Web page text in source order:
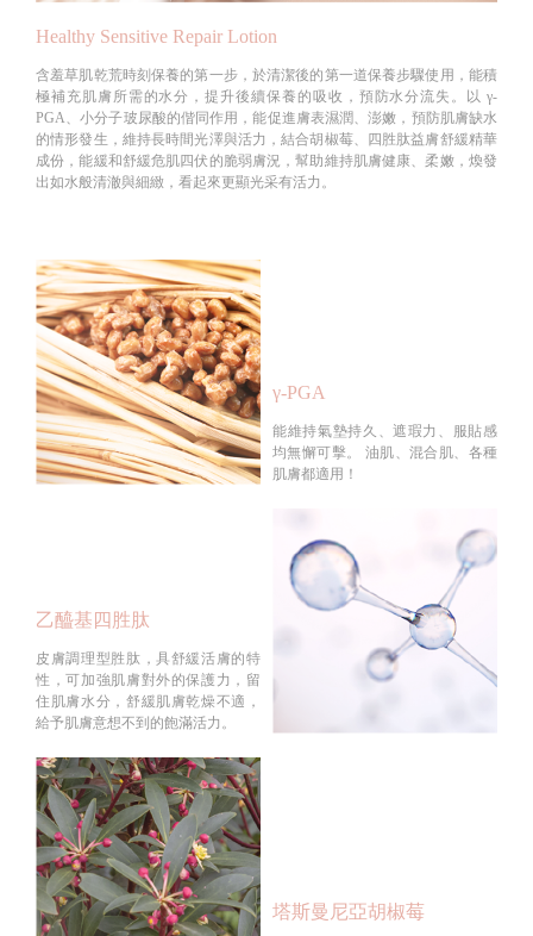
Healthy Sensitive Repair Lotion
含羞草肌乾荒時刻保養的第一步，於清潔後的第一道保養步驟使用，能積
極補充肌膚所需的水分，提升後續保養的吸收，預防水分流失。以 γ-
PGA、小分子玻尿酸的偕同作用，能促進膚表濕潤、澎嫩，預防肌膚缺水
的情形發生，維持長時間光澤與活力，結合胡椒莓、四胜肽益膚舒緩精華
成份，能緩和舒緩危肌四伏的脆弱膚況，幫助維持肌膚健康、柔嫩，煥發
出如水般清澈與細緻，看起來更顯光采有活力。
γ-PGA
能維持氣墊持久、遮瑕力、服貼感
均無懈可擊。 油肌、混合肌、各種
肌膚都適用！
乙醯基四胜肽
皮膚調理型胜肽，具舒緩活膚的特
性，可加強肌膚對外的保護力，留
住肌膚水分，舒緩肌膚乾燥不適，
給予肌膚意想不到的飽滿活力。
塔斯曼尼亞胡椒莓